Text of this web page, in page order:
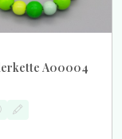
A00004